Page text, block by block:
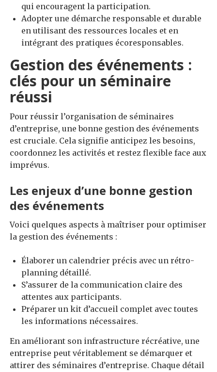
qui encouragent la participation.
Adopter une démarche responsable et durable
en utilisant des ressources locales et en
intégrant des pratiques écoresponsables.
Gestion des événements :
clés pour un séminaire
réussi
Pour réussir l’organisation de séminaires
d’entreprise, une bonne gestion des événements
est cruciale. Cela signifie anticipez les besoins,
coordonnez les activités et restez flexible face aux
imprévus.
Les enjeux d’une bonne gestion
des événements
Voici quelques aspects à maîtriser pour optimiser
la gestion des événements :
Élaborer un calendrier précis avec un rétro-
planning détaillé.
S’assurer de la communication claire des
attentes aux participants.
Préparer un kit d’accueil complet avec toutes
les informations nécessaires.
En améliorant son infrastructure récréative, une
entreprise peut véritablement se démarquer et
attirer des séminaires d’entreprise. Chaque détail